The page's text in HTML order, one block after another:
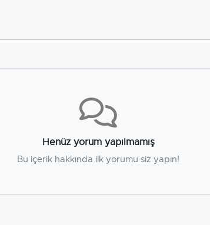
Henüz yorum yapılmamış
Bu içerik hakkında ilk yorumu siz yapın!